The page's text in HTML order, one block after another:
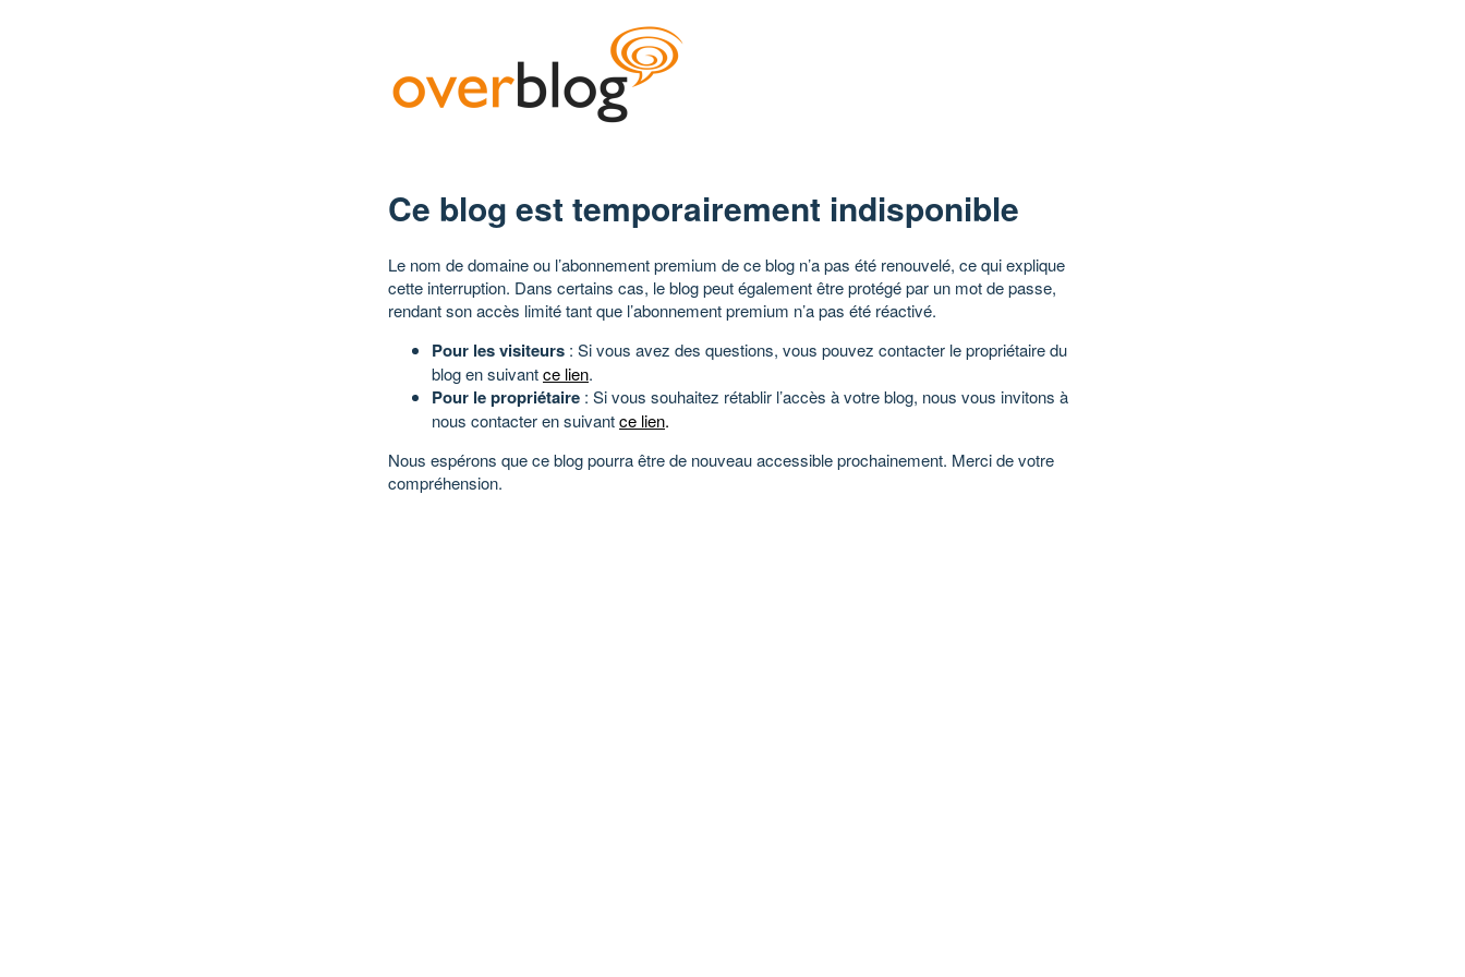
Ce blog est temporairement indisponible
Le nom de domaine ou l’abonnement premium de ce blog n’a pas été renouvelé, ce qui explique
cette interruption. Dans certains cas, le blog peut également être protégé par un mot de passe,
rendant son accès limité tant que l’abonnement premium n’a pas été réactivé.
Pour les visiteurs : Si vous avez des questions, vous pouvez contacter le propriétaire du
blog en suivantce lien.
Pour le propriétaire : Si vous souhaitez rétablir l’accès à votre blog, nous vous invitons à
nous contacter en suivantce lien.
Nous espérons que ce blog pourra être de nouveau accessible prochainement. Merci de votre
compréhension.